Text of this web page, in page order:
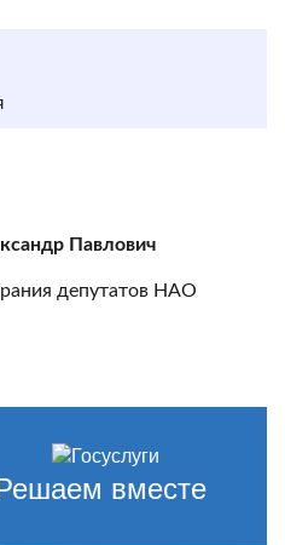
Павлович
депутатов НАО
вместе